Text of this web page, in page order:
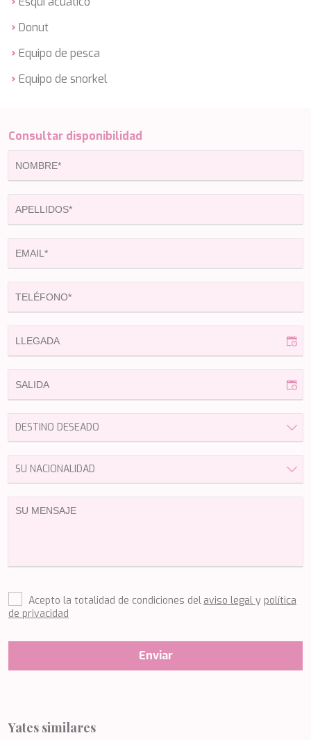
Donut
Equipo de pesca
Equipo de snorkel
Consultar disponibilidad
Acepto la totalidad de condiciones del aviso legal y política
de privacidad
Enviar
Yates similares
ELLY
ELVI
EOLIA
ESMERALDA OF THE SEAS
ETHNA
FARANDWIDE
FAST & FURIOUS
FIORENTE
FREEDOM
FREEDOM
FRIENDSHIP
FUNDA D
GENNY
GLASAX
GRAYONE
HAKUNA MATATA
HAPPY ME
HELIOS
HOPE I
HYPERION
ISLAND HEIRESS
JAJARO'
KAPTAN KADIR